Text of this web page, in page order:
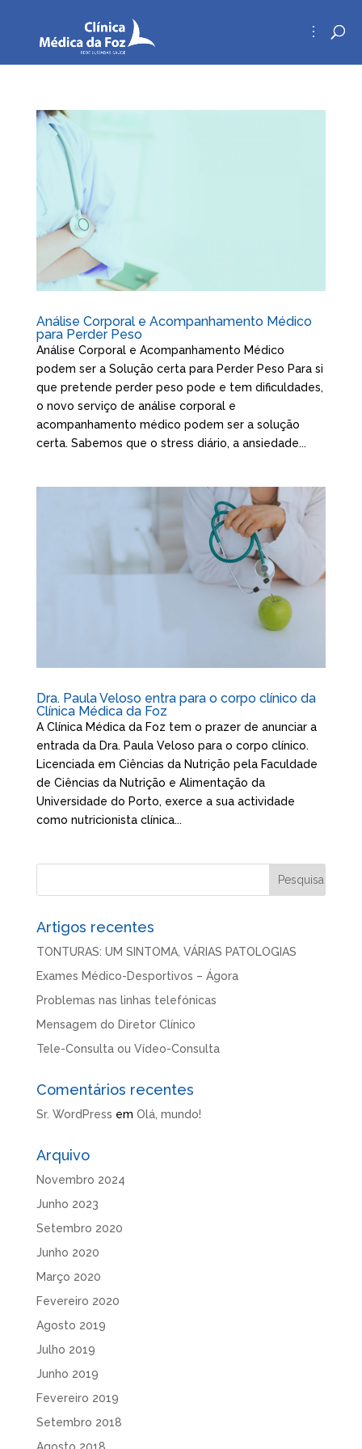
Análise Corporal e Acompanhamento Médico
para Perder Peso
Análise Corporal e Acompanhamento Médico
podem ser a Solução certa para Perder Peso Para si
que pretende perder peso pode e tem dificuldades,
o novo serviço de análise corporal e
acompanhamento médico podem ser a solução
certa. Sabemos que o stress diário, a ansiedade...
Dra. Paula Veloso entra para o corpo clínico da
Clínica Médica da Foz
A Clínica Médica da Foz tem o prazer de anunciar a
entrada da Dra. Paula Veloso para o corpo clínico.
Licenciada em Ciências da Nutrição pela Faculdade
de Ciências da Nutrição e Alimentação da
Universidade do Porto, exerce a sua actividade
como nutricionista clínica...
Artigos recentes
TONTURAS: UM SINTOMA, VÁRIAS PATOLOGIAS
Exames Médico-Desportivos – Ágora
Problemas nas linhas telefónicas
Mensagem do Diretor Clínico
Tele-Consulta ou Vídeo-Consulta
Comentários recentes
Sr. WordPress em Olá, mundo!
Arquivo
Novembro 2024
Junho 2023
Setembro 2020
Junho 2020
Março 2020
Fevereiro 2020
Agosto 2019
Julho 2019
Junho 2019
Fevereiro 2019
Setembro 2018